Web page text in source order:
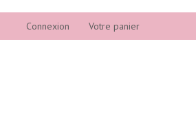
Connexion Votre panier